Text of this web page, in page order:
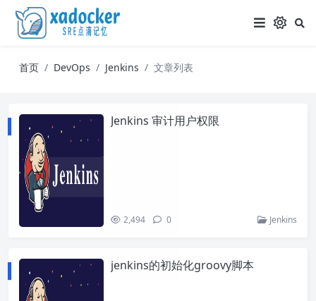
首页 DevOps Jenkins 文章列表
Jenkins 审计用户权限
2,494 0 Jenkins
jenkins的初始化groovy脚本